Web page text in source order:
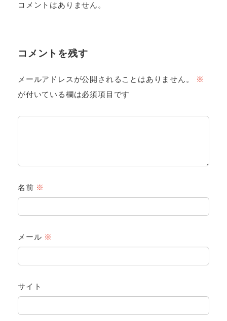
コメントはありません。
コメントを残す
メールアドレスが公開されることはありません。
※
が付いている欄は必須項目です
名前 ※
メール ※
サイト